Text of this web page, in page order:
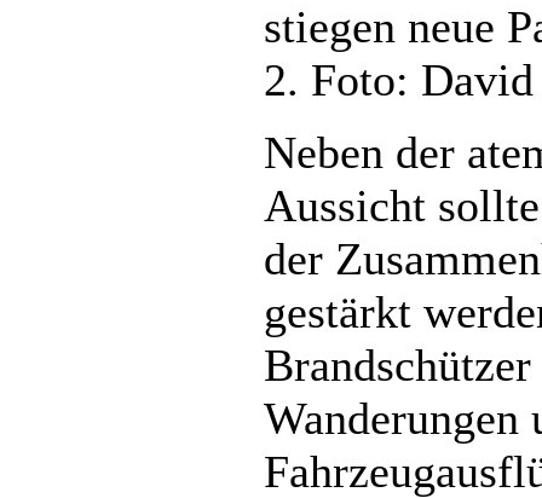
stiegen neue
2. Foto:
Neben der
Aussicht
der
gestärkt
Wanderungen